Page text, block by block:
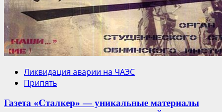
Ликвидация аварии на ЧАЭС
Припять
Газета «Сталкер» — уникальные материалы